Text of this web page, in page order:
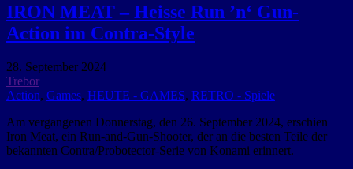
IRON MEAT – Heisse Run ’n‘ Gun-
Action im Contra-Style
28. September 2024
Trebor
Action, Games, HEUTE - GAMES, RETRO - Spiele
Am vergangenen Donnerstag, den 26. September 2024, erschien
Iron Meat, ein Run-and-Gun-Shooter, der an die besten Teile der
bekannten Contra/Probotector-Serie von Konami erinnert.